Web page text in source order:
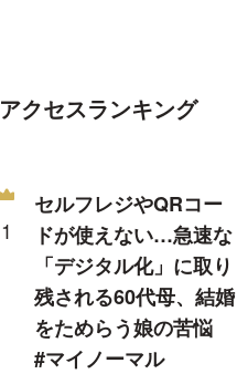
アクセスランキング
セルフレジやQRコー
ドが使えない…急速な
「デジタル化」に取り
残される60代母、結婚
をためらう娘の苦悩
#マイノーマル